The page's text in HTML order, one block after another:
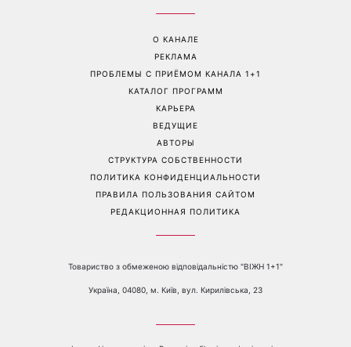
О КАНАЛЕ
РЕКЛАМА
ПРОБЛЕМЫ С ПРИЁМОМ КАНАЛА 1+1
КАТАЛОГ ПРОГРАММ
КАРЬЕРА
ВЕДУЩИЕ
АВТОРЫ
СТРУКТУРА СОБСТВЕННОСТИ
ПОЛИТИКА КОНФИДЕНЦИАЛЬНОСТИ
ПРАВИЛА ПОЛЬЗОВАНИЯ САЙТОМ
РЕДАКЦИОННАЯ ПОЛИТИКА
Товариство з обмеженою відповідальністю "ВІЖН 1+1"
Україна, 04080, м. Київ, вул. Кирилівська, 23